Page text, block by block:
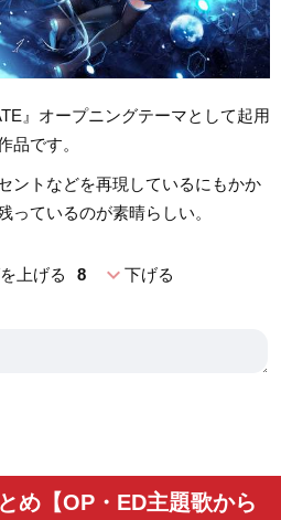
』オープニングテーマとして起用
品です。
ントなどを再現しているにもかか
っているのが素晴らしい。
上げる 8 expand_more下げる
め【OP・ED主題歌から